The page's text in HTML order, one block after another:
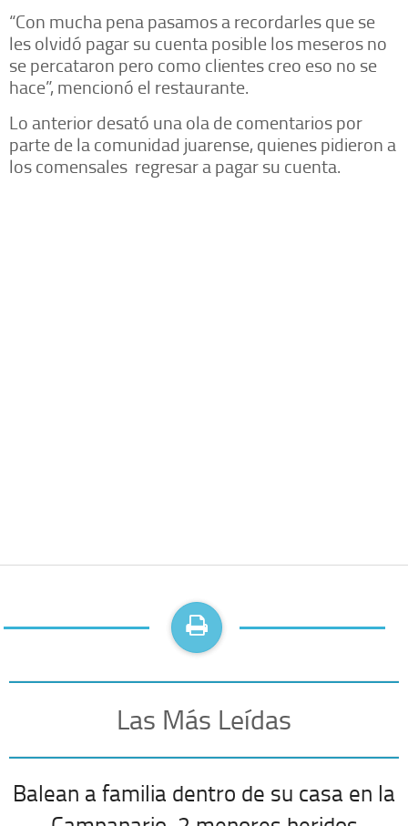
“Con mucha pena pasamos a recordarles que se
les olvidó pagar su cuenta posible los meseros no
se percataron pero como clientes creo eso no se
hace”, mencionó el restaurante.
Lo anterior desató una ola de comentarios por
parte de la comunidad juarense, quienes pidieron a
los comensales regresar a pagar su cuenta.
Las Más Leídas
Balean a familia dentro de su casa en la